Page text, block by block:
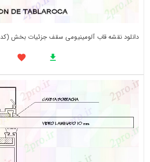
دانلود نقشه قاب آلومینیومی سقف جزئیات بخش (کد55859)